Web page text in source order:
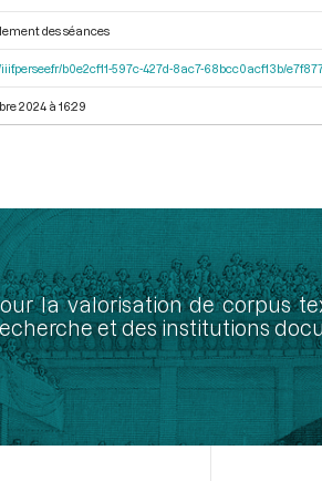
des séances
iiif.persee.fr/b0e2cf11-597c-427d-8ac7-68bcc0acf13b/
2024 à 16:29
la valorisation de corpus
et des institutions